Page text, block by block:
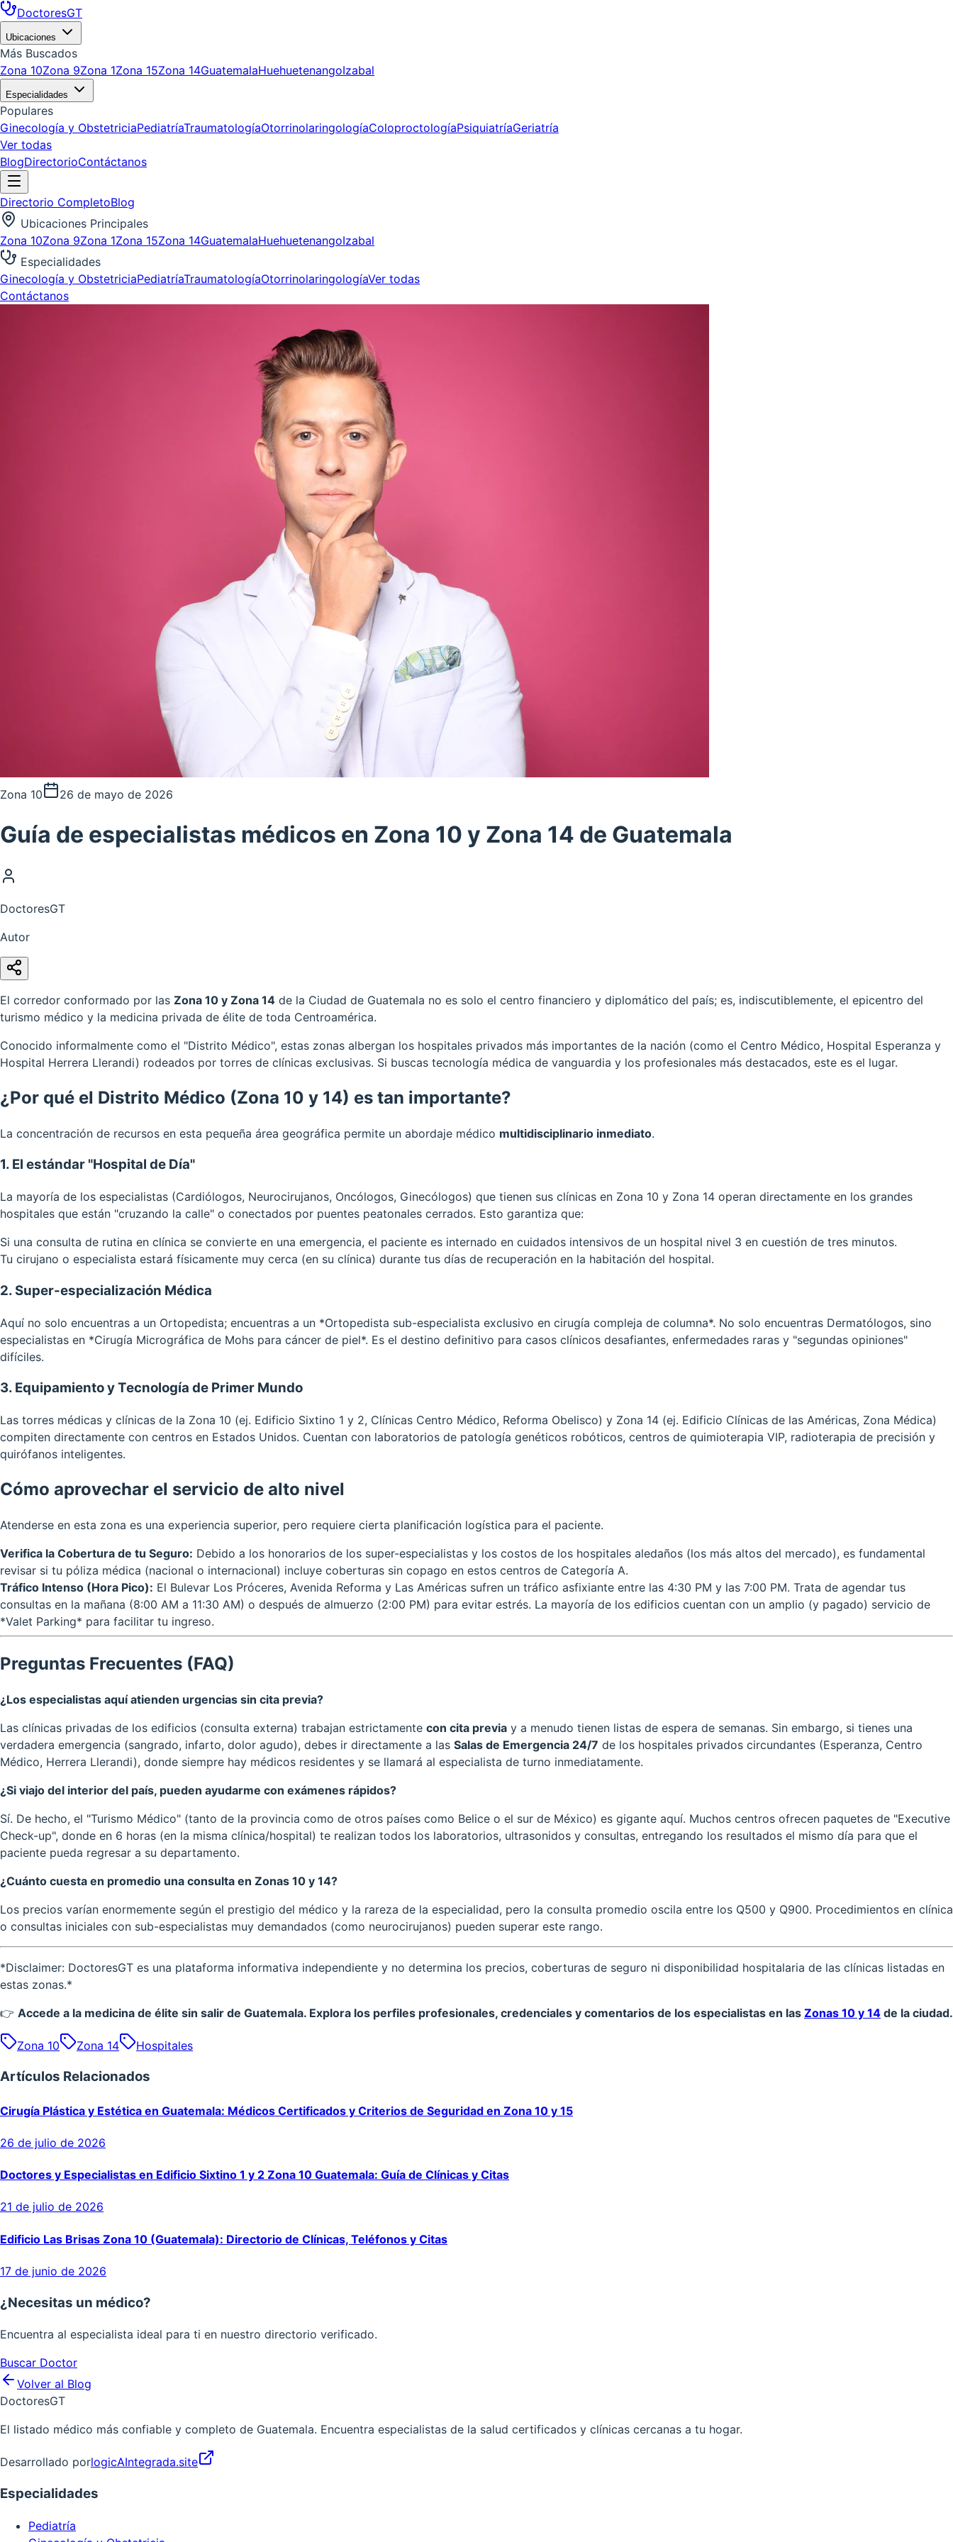
DoctoresGT
Ubicaciones
Más Buscados
Zona 10Zona 9Zona 1Zona 15Zona 14GuatemalaHuehuetenangoIzabal
Especialidades
Populares
Ginecología y ObstetriciaPediatríaTraumatologíaOtorrinolaringologíaColoproctologíaPsiquiatríaGeriatría
Ver todas
BlogDirectorioContáctanos
Directorio CompletoBlog
Ubicaciones Principales
Zona 10Zona 9Zona 1Zona 15Zona 14GuatemalaHuehuetenangoIzabal
Especialidades
Ginecología y ObstetriciaPediatríaTraumatologíaOtorrinolaringologíaVer todas
Contáctanos
Zona 10 26 de mayo de 2026
Guía de especialistas médicos en Zona 10 y Zona 14 de Guatemala
DoctoresGT
Autor
El corredor conformado por las Zona 10 y Zona 14 de la Ciudad de Guatemala no es solo el centro financiero y diplomático del país; es, indiscutiblemente, el epicentro del
turismo médico y la medicina privada de élite de toda Centroamérica.
Conocido informalmente como el "Distrito Médico", estas zonas albergan los hospitales privados más importantes de la nación (como el Centro Médico, Hospital Esperanza y
Hospital Herrera Llerandi) rodeados por torres de clínicas exclusivas. Si buscas tecnología médica de vanguardia y los profesionales más destacados, este es el lugar.
¿Por qué el Distrito Médico (Zona 10 y 14) es tan importante?
La concentración de recursos en esta pequeña área geográfica permite un abordaje médico multidisciplinario inmediato.
1. El estándar "Hospital de Día"
La mayoría de los especialistas (Cardiólogos, Neurocirujanos, Oncólogos, Ginecólogos) que tienen sus clínicas en Zona 10 y Zona 14 operan directamente en los grandes
hospitales que están "cruzando la calle" o conectados por puentes peatonales cerrados. Esto garantiza que:
Si una consulta de rutina en clínica se convierte en una emergencia, el paciente es internado en cuidados intensivos de un hospital nivel 3 en cuestión de tres minutos.
Tu cirujano o especialista estará físicamente muy cerca (en su clínica) durante tus días de recuperación en la habitación del hospital.
2. Super-especialización Médica
Aquí no solo encuentras a un Ortopedista; encuentras a un *Ortopedista sub-especialista exclusivo en cirugía compleja de columna*. No solo encuentras Dermatólogos, sino
especialistas en *Cirugía Micrográfica de Mohs para cáncer de piel*. Es el destino definitivo para casos clínicos desafiantes, enfermedades raras y "segundas opiniones"
difíciles.
3. Equipamiento y Tecnología de Primer Mundo
Las torres médicas y clínicas de la Zona 10 (ej. Edificio Sixtino 1 y 2, Clínicas Centro Médico, Reforma Obelisco) y Zona 14 (ej. Edificio Clínicas de las Américas, Zona Médica)
compiten directamente con centros en Estados Unidos. Cuentan con laboratorios de patología genéticos robóticos, centros de quimioterapia VIP, radioterapia de precisión y
quirófanos inteligentes.
Cómo aprovechar el servicio de alto nivel
Atenderse en esta zona es una experiencia superior, pero requiere cierta planificación logística para el paciente.
Verifica la Cobertura de tu Seguro: Debido a los honorarios de los super-especialistas y los costos de los hospitales aledaños (los más altos del mercado), es fundamental
revisar si tu póliza médica (nacional o internacional) incluye coberturas sin copago en estos centros de Categoría A.
Tráfico Intenso (Hora Pico): El Bulevar Los Próceres, Avenida Reforma y Las Américas sufren un tráfico asfixiante entre las 4:30 PM y las 7:00 PM. Trata de agendar tus
consultas en la mañana (8:00 AM a 11:30 AM) o después de almuerzo (2:00 PM) para evitar estrés. La mayoría de los edificios cuentan con un amplio (y pagado) servicio de
*Valet Parking* para facilitar tu ingreso.
Preguntas Frecuentes (FAQ)
¿Los especialistas aquí atienden urgencias sin cita previa?
Las clínicas privadas de los edificios (consulta externa) trabajan estrictamente con cita previa y a menudo tienen listas de espera de semanas. Sin embargo, si tienes una
verdadera emergencia (sangrado, infarto, dolor agudo), debes ir directamente a las Salas de Emergencia 24/7 de los hospitales privados circundantes (Esperanza, Centro
Médico, Herrera Llerandi), donde siempre hay médicos residentes y se llamará al especialista de turno inmediatamente.
¿Si viajo del interior del país, pueden ayudarme con exámenes rápidos?
Sí. De hecho, el "Turismo Médico" (tanto de la provincia como de otros países como Belice o el sur de México) es gigante aquí. Muchos centros ofrecen paquetes de "Executive
Check-up", donde en 6 horas (en la misma clínica/hospital) te realizan todos los laboratorios, ultrasonidos y consultas, entregando los resultados el mismo día para que el
paciente pueda regresar a su departamento.
¿Cuánto cuesta en promedio una consulta en Zonas 10 y 14?
Los precios varían enormemente según el prestigio del médico y la rareza de la especialidad, pero la consulta promedio oscila entre los Q500 y Q900. Procedimientos en clínica
o consultas iniciales con sub-especialistas muy demandados (como neurocirujanos) pueden superar este rango.
*Disclaimer: DoctoresGT es una plataforma informativa independiente y no determina los precios, coberturas de seguro ni disponibilidad hospitalaria de las clínicas listadas en
estas zonas.*
👉 Accede a la medicina de élite sin salir de Guatemala. Explora los perfiles profesionales, credenciales y comentarios de los especialistas en las Zonas 10 y 14 de la ciudad.
Zona 10 Zona 14 Hospitales
Artículos Relacionados
Cirugía Plástica y Estética en Guatemala: Médicos Certificados y Criterios de Seguridad en Zona 10 y 15
26 de julio de 2026
Doctores y Especialistas en Edificio Sixtino 1 y 2 Zona 10 Guatemala: Guía de Clínicas y Citas
21 de julio de 2026
Edificio Las Brisas Zona 10 (Guatemala): Directorio de Clínicas, Teléfonos y Citas
17 de junio de 2026
¿Necesitas un médico?
Encuentra al especialista ideal para ti en nuestro directorio verificado.
Buscar Doctor
Volver al Blog
DoctoresGT
El listado médico más confiable y completo de Guatemala. Encuentra especialistas de la salud certificados y clínicas cercanas a tu hogar.
Desarrollado porlogicAIntegrada.site
Especialidades
Pediatría